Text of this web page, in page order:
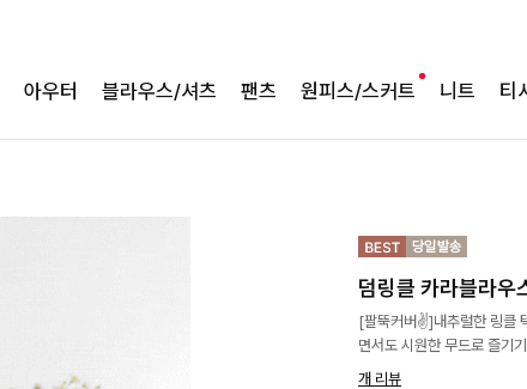
아우터 블라우스/셔츠 팬츠 원피스/스커트 니트 티
덤링클 카라블라우
[팔뚝커버✌]내추럴한 링클
면서도 시원한 무드로 즐기
개 리뷰